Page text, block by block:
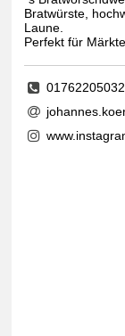
Bratwürste,
Laune.
Perfekt für